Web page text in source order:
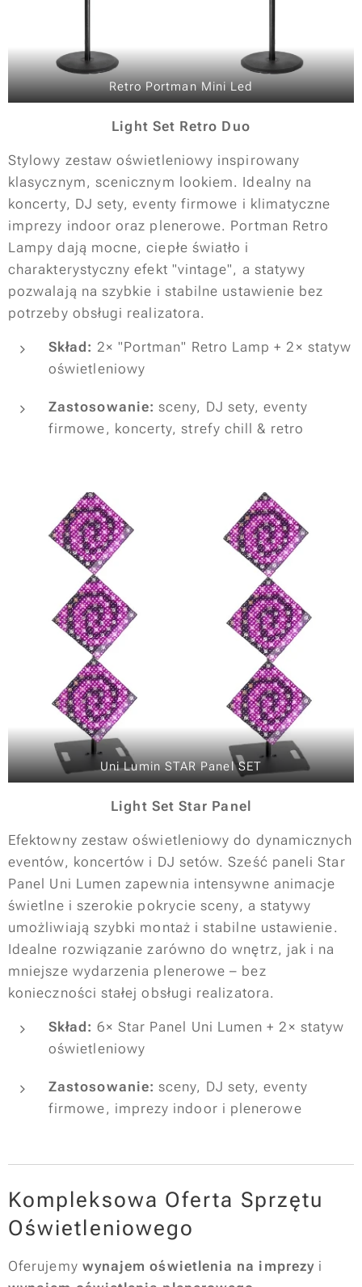
Retro Portman Mini Led
Light Set Retro Duo
Stylowy zestaw oświetleniowy inspirowany
klasycznym, scenicznym lookiem. Idealny na
koncerty, DJ sety, eventy firmowe i klimatyczne
imprezy indoor oraz plenerowe. Portman Retro
Lampy dają mocne, ciepłe światło i
charakterystyczny efekt "vintage", a statywy
pozwalają na szybkie i stabilne ustawienie bez
potrzeby obsługi realizatora.
Skład: 2× "Portman" Retro Lamp + 2× statyw
oświetleniowy
Zastosowanie: sceny, DJ sety, eventy
firmowe, koncerty, strefy chill & retro
Uni Lumin STAR Panel SET
Light Set Star Panel
Efektowny zestaw oświetleniowy do dynamicznych
eventów, koncertów i DJ setów. Sześć paneli Star
Panel Uni Lumen zapewnia intensywne animacje
świetlne i szerokie pokrycie sceny, a statywy
umożliwiają szybki montaż i stabilne ustawienie.
Idealne rozwiązanie zarówno do wnętrz, jak i na
mniejsze wydarzenia plenerowe – bez
konieczności stałej obsługi realizatora.
Skład: 6× Star Panel Uni Lumen + 2× statyw
oświetleniowy
Zastosowanie: sceny, DJ sety, eventy
firmowe, imprezy indoor i plenerowe
Kompleksowa Oferta Sprzętu
Oświetleniowego
Oferujemy wynajem oświetlenia na imprezy i